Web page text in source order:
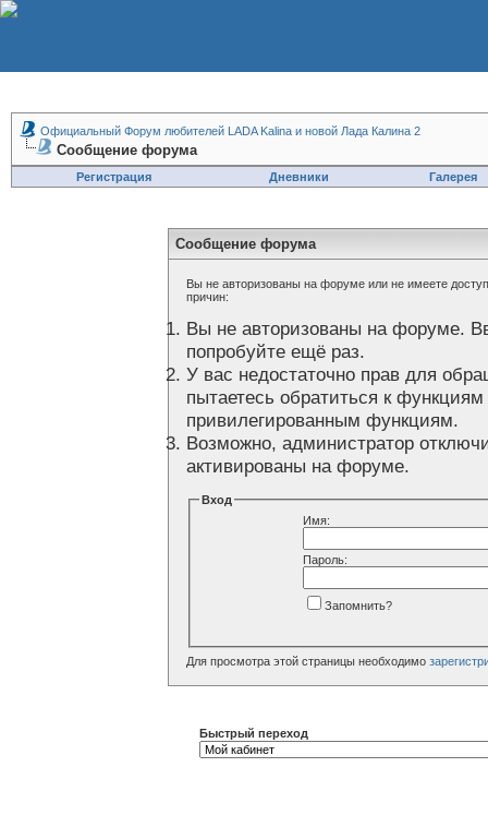
Официальный Форум любителей LADA Kalina и новой Лада Калина 2
Сообщение форума
Регистрация Дневники Галерея
Сообщение форума
Вы не авторизованы на форуме или не имеете
причин:
Вы не авторизованы на форуме.
попробуйте ещё раз.
У вас недостаточно прав для
пытаетесь обратиться к
привилегированным функциям.
Возможно, администратор
активированы на форуме.
Вход
Имя:
Пароль:
Запомнить?
Для просмотра этой страницы необходимо
Быстрый переход